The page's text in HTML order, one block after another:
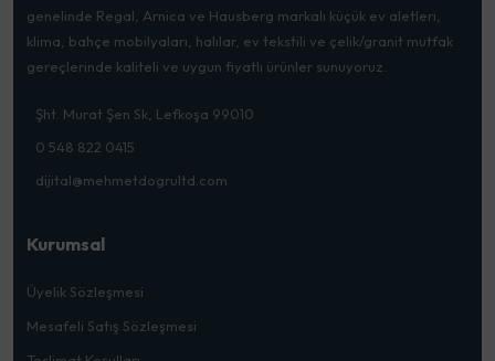
genelinde Regal, Arnica ve Hausberg markalı küçük ev aletleri,
klima, bahçe mobilyaları, halılar, ev tekstili ve çelik/granit mutfak
gereçlerinde kaliteli ve uygun fiyatlı ürünler sunuyoruz.
Şht. Murat Şen Sk, Lefkoşa 99010
0 548 822 0415
dijital@mehmetdogrultd.com
Kurumsal
Üyelik Sözleşmesi
Mesafeli Satış Sözleşmesi